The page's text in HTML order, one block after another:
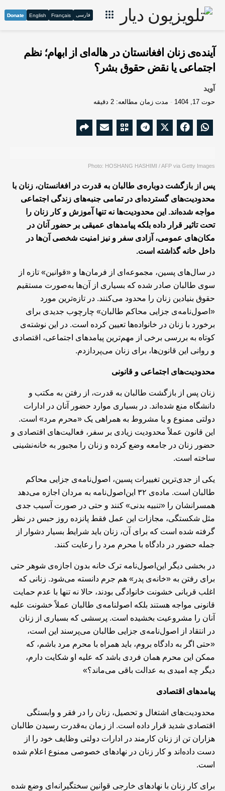
فارسی Français
English
Donate
آینده‌ی زنان افغانستان در هاله‌ای از ابهام؛ نظم
اجتماعی یا نقض حقوق بشر؟
آوید
حوت 17, 1404 مدت زمان مطالعه: 2 دقیقه
Photo: HOSHANG HASHIMI / AFP via Getty Images
پس از بازگشت دوباره‌ی طالبان به قدرت در افغانستان، زنان با
محدودیت‌های گسترده‌ای در تمامی جنبه‌های زندگی اجتماعی
مواجه شده‌اند. این محدودیت‌ها نه تنها آموزش و کار زنان را
تحت تاثیر قرار داده بلکه پیامدهای عمیقی بر حضور آنان در
مکان‌های عمومی، آزادی سفر و نیز امنیت شخصی آن‌ها در
داخل خانه گذاشته است.
در سال‌های پسین، مجموعه‌ای از فرمان‌ها و «قوانین» تازه از
سوی طالبان صادر شده که بسیاری از آن‌ها به‌صورت مستقیم
حقوق بنیادین زنان را محدود می‌کنند. در تازه‌ترین مورد
«اصول‌نامه‌ی جزایی محاکم طالبان» چارچوب جدیدی برای
برخورد با زنان در خانواده‌ها تعیین کرده است. در این نوشته‌ی
کوتاه به بررسی برخی از مهم‌ترین پیامد‌های اجتماعی، اقتصادی
و روانی این قانون‌ها، برای زنان می‌پردازدم.
محدودیت‌های اجتماعی و قانونی
زنان پس‌ از بازگشت طالبان به قدرت، از رفتن به مکتب و
دانشگاه منع شده‌اند. در بسیاری موارد حضور آنان در ادارات
دولتی ممنوع و یا مشروط به همراهی یک «محرم مرد» است.
این قانون عملاً محدودیت زیادی بر سفر، فعالیت‌های اقتصادی و
حضور زنان در جامعه وضع کرده و زنان را مجبور به خانه‌نشینی
ساخته است.
یکی از جدی‌ترین تغییرات پسین، اصول‌نامه‌ی جزایی محاکم
طالبان است. ماده‌ی ۳۲ این‌اصول‌نامه به مردان اجازه می‌دهد
همسرانشان را «تنبیه بدنی» کنند و حتی در صورت آسیب جدی
مثل شکستگی، مجازات این عمل فقط پانزده روز حبس در نظر
گرفته شده است که برای آن، زنان باید شرایط بسیار دشوار از
جمله حضور در دادگاه با محرم مرد را رعایت کنند.
در بخشی دیگر این‌اصول‌نامه ترک خانه بدون اجازه‌ی شوهر حتی
برای رفتن به «خانه‌ی پدر» هم جرم دانسته می‌شود. زنانی که
اغلب قربانی خشونت خانوادگی بودند، حالا نه تنها با عدم حمایت
قانونی مواجه هستند بلکه اصولنامه‌ی طالبان عملاً خشونت علیه
آنان را مشروعیت بخشیده است. پرسشی که بسیاری از زنان
در انتقاد از اصول‌نامه‌ی جزایی طالبان می‌پرسند این است،
«حتی اگر به دادگاه بروم، باید همراه با محرم مرد باشم، که
ممکن این محرم همان فردی باشد که علیه او شکایت دارم،
دیگر چه امیدی به عدالت باقی می‌ماند؟»
پیامدهای اقتصادی
محدودیت‌های اشتغال و تحصیل، زنان را در فقر و وابستگی
اقتصادی شدید قرار داده است. از زمان به‌قدرت رسیدن طالبان
هزاران تن از زنان کارمند در ادارات دولتی وظایف خود را از
دست داده‌اند و کار زنان در نهادهای خصوصی ممنوع اعلام شده
است.
برای کار زنان با نهادهای خارجی قوانین سختگیرانه‌ا‌ی وضع شده